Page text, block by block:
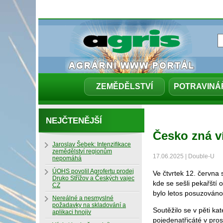
ZEMĚDĚLSTVÍ
Česko zná
17.06.2025 | Double-U
Ve čtvrtek 12. června
kde se sešli pekařští
bylo letos
Soutěžilo se v pěti
pojedenatřicáté v
NEJČTENĚJŠÍ
Jaroslav Šebek: Intenzifikace
zemědělství regionům
nepomáhá
ÚOHS povolil Agrofertu prodej
Druko Střížov a Českých vajec
CZ
Nereálné a nesmyslné
požadavky na skladování a
aplikaci hnojiv